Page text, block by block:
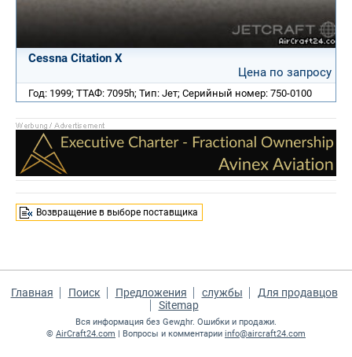
Cessna Citation X
Цена по запросу
Год: 1999; ТТАФ: 7095h; Тип: Jет; Серийный номер: 750-0100
Возвращение в выборе поставщика
Главная Поиск Предложения службы
Для продавцов
Sitemap
Вся информация без Gewдhr. Ошибки и продажи.
© AirCraft24.com | Вопросы и комментарии info@aircraft24.com